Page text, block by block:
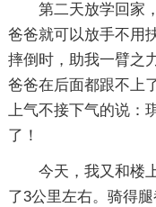
第二天放学回家
爸爸就可以放手不用
摔倒时，助我一臂之
爸爸在后面都跟不上
上气不接下气的说：
了！
今天，我又和楼
了3公里左右。骑得